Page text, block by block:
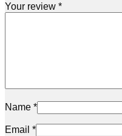
Your review *
Name *
Email *